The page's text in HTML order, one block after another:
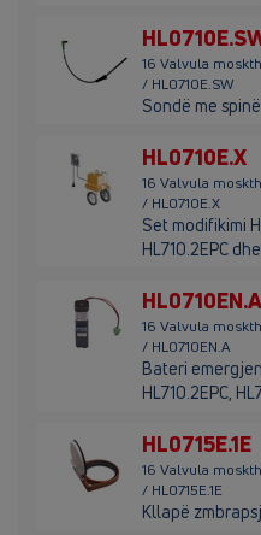
16 Valvula
/ HL0710E.SW
Sondë me
HL0710E.X
16 Valvula
/ HL0710E.X
Set modifikimi
HL710.2EPC
HL0710EN.A
16 Valvula
/ HL0710EN.A
Bateri
HL710.2EPC,
HL0715E.1E
16 Valvula
/ HL0715E.1E
Kllapë